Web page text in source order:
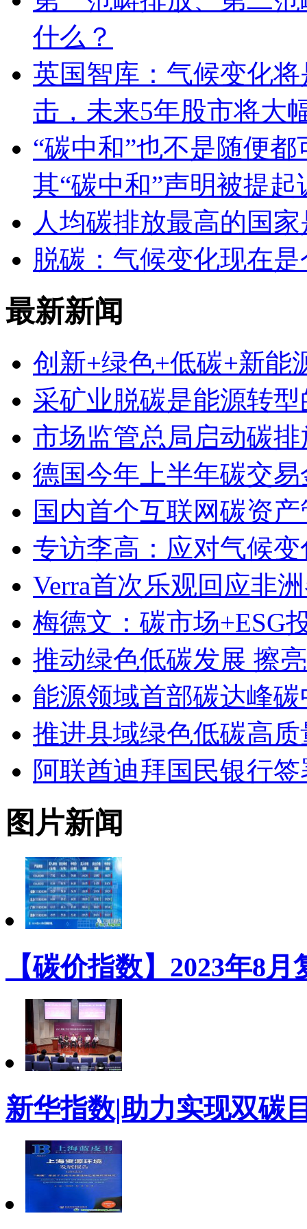
什么？
英国智库：气候变化
击，未来5年股市将大
“碳中和”也不是随便
其“碳中和”声明被提起
人均碳排放最高的国
脱碳：气候变化现在
最新新闻
创新+绿色+低碳+新能
采矿业脱碳是能源转
市场监管总局启动碳
德国今年上半年碳交
国内首个互联网碳资
专访李高：应对气候
Verra首次乐观回应非
梅德文：碳市场+ESG
推动绿色低碳发展 擦
能源领域首部碳达峰
推进县域绿色低碳高
阿联酋迪拜国民银行
图片新闻
【碳价指数】2023年8
新华指数|助力实现双碳